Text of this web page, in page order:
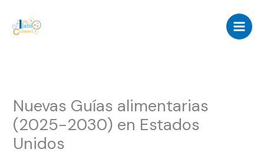
content
Nuevas Guías alimentarias
(2025-2030) en Estados
Unidos